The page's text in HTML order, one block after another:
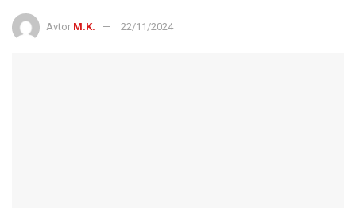
Avtor M.K. 22/11/2024